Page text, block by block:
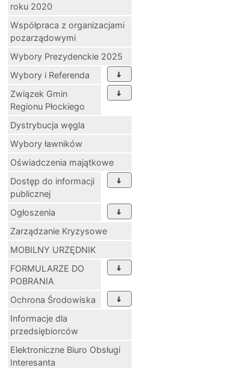
roku 2020
Współpraca z organizacjami
pozarządowymi
Wybory Prezydenckie 2025
Wybory i Referenda
Związek Gmin
Regionu Płockiego
Dystrybucja węgla
Wybory ławników
Oświadczenia majątkowe
Dostęp do informacji
publicznej
Ogłoszenia
Zarządzanie Kryzysowe
MOBILNY URZĘDNIK
FORMULARZE DO
POBRANIA
Ochrona Środowiska
Informacje dla
przedsiębiorców
Elektroniczne Biuro Obsługi
Interesanta